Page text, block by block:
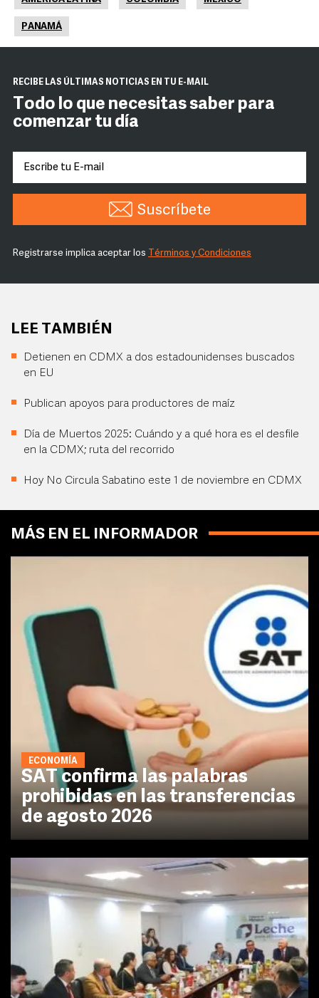
PANAMÁ
RECIBE LAS ÚLTIMAS NOTICIAS EN TU E-MAIL
Todo lo que necesitas saber para
comenzar tu día
Suscríbete
Registrarse implica aceptar los Términos y Condiciones
LEE TAMBIÉN
Detienen en CDMX a dos estadounidenses buscados
en EU
Publican apoyos para productores de maíz
Día de Muertos 2025: Cuándo y a qué hora es el desfile
en la CDMX; ruta del recorrido
Hoy No Circula Sabatino este 1 de noviembre en CDMX
MÁS EN EL INFORMADOR
ECONOMÍA
SAT confirma las palabras
prohibidas en las transferencias
de agosto 2026